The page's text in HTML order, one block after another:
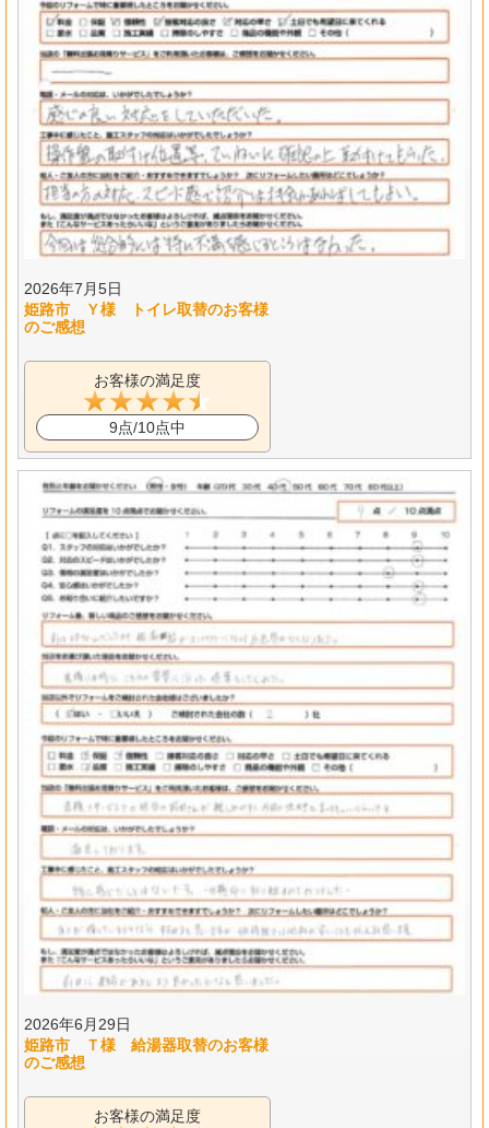
2026年7月5日
姫路市 Ｙ様 トイレ取替のお客様
のご感想
お客様の満足度
9点/10点中
2026年6月29日
姫路市 Ｔ様 給湯器取替のお客様
のご感想
お客様の満足度